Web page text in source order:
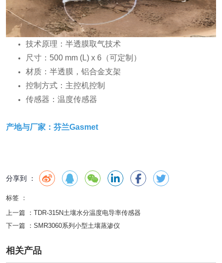
技术原理：半透膜取气技术
尺寸：500 mm (L) x 6（可定制）
材质：半透膜，铝合金支架
控制方式：主控机控制
传感器：温度传感器
产地与厂家：芬兰Gasmet
分享到 ：
标签 ：
上一篇 ： TDR-315N土壤水分温度电导率传感器
下一篇 ： SMR3060系列小型土壤蒸渗仪
相关产品